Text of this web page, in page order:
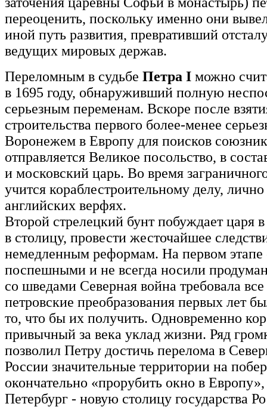
переоценить, поскольку именно они
иной путь развития, превративший
ведущих мировых держав.
Переломным в судьбе Петра I можно
в 1695 году, обнаруживший полную
серьезным переменам. Вскоре после
строительства первого более-менее
Воронежем в Европу для поисков
отправляется Великое посольство, в
и московский царь. Во время
учится кораблестроительному делу,
английских верфях.
Второй стрелецкий бунт побуждает царя
в столицу, провести жесточайшее
немедленным реформам. На первом этапе
поспешными и не всегда носили
со шведами Северная война требовала
петровские преобразования первых лет
то, что бы их получить. Одновременно
привычный за века уклад жизни. Ряд
позволил Петру достичь перелома в
России значительные территории на
окончательно «прорубить окно в
Петербург - новую столицу государства